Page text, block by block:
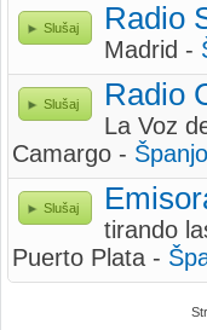
Slušaj Radio
Madrid -
Slušaj Radio
La Voz
Camargo -
Slušaj
tirando
Puerto Plata -